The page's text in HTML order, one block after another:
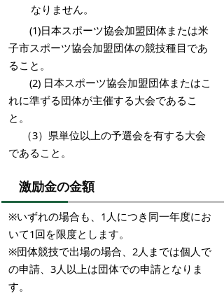
なりません。
(1)日本スポーツ協会加盟団体または米
子市スポーツ協会加盟団体の競技種目であ
ること。
(2) 日本スポーツ協会加盟団体またはこ
れに準ずる団体が主催する大会であるこ
と。
（3）県単位以上の予選会を有する大会
であること。
激励金の金額
※いずれの場合も、1人につき同一年度にお
いて1回を限度とします。
※団体競技で出場の場合、2人までは個人で
の申請、3人以上は団体での申請となりま
す。